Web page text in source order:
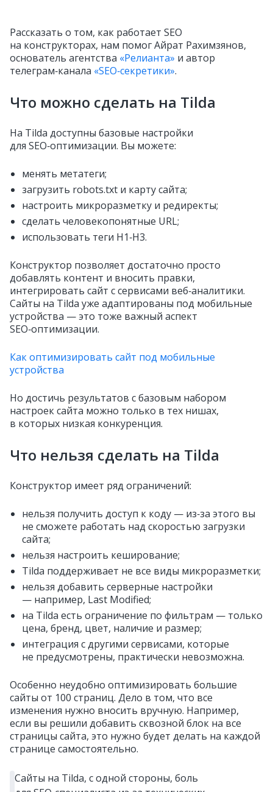
Рассказать о том, как работает SEO
на конструкторах, нам помог Айрат Рахимзянов,
основатель агентства «Релианта» и автор
телеграм‑канала «SEO‑секретики».
Что можно сделать на Tilda
На Tilda доступны базовые настройки
для SEO‑оптимизации. Вы можете:
менять метатеги;
загрузить robots.txt и карту сайта;
настроить микроразметку и редиректы;
сделать человекопонятные URL;
использовать теги H1‑H3.
Конструктор позволяет достаточно просто
добавлять контент и вносить правки,
интегрировать сайт с сервисами веб‑аналитики.
Сайты на Tilda уже адаптированы под мобильные
устройства — это тоже важный аспект
SEO‑оптимизации.
Как оптимизировать сайт под мобильные
устройства
Но достичь результатов с базовым набором
настроек сайта можно только в тех нишах,
в которых низкая конкуренция.
Что нельзя сделать на Tilda
Конструктор имеет ряд ограничений:
нельзя получить доступ к коду — из‑за этого вы
не сможете работать над скоростью загрузки
сайта;
нельзя настроить кеширование;
Tilda поддерживает не все виды микроразметки;
нельзя добавить серверные настройки
— например, Last Modified;
на Tilda есть ограничение по фильтрам — только
цена, бренд, цвет, наличие и размер;
интеграция с другими сервисами, которые
не предусмотрены, практически невозможна.
Особенно неудобно оптимизировать большие
сайты от 100 страниц. Дело в том, что все
изменения нужно вносить вручную. Например,
если вы решили добавить сквозной блок на все
страницы сайта, это нужно будет делать на каждой
странице самостоятельно.
Сайты на Tilda, с одной стороны, боль